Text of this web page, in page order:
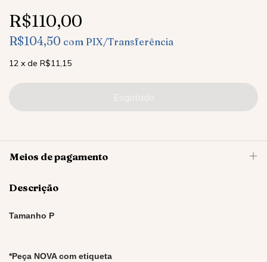
R$110,00
R$104,50 com PIX/Transferência
12 x de R$11,15
Meios de pagamento
Descrição
Tamanho P
*Peça NOVAcom etiqueta